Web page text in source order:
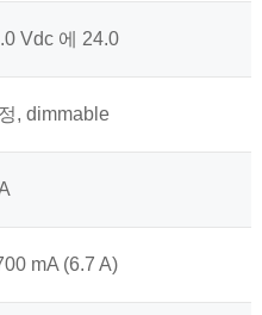
Vdc 에 24.0
, dimmable
mA (6.7 A)